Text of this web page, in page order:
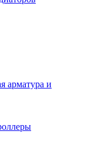
арматура и